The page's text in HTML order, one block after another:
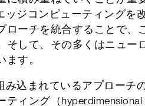
ッジコンピューティングを
ローチを統合することで、
そして、その多くはニュー
す。
み込まれているアプローチ
ティング（
認後3営業日以内に担当者
さい。なお、返信がない